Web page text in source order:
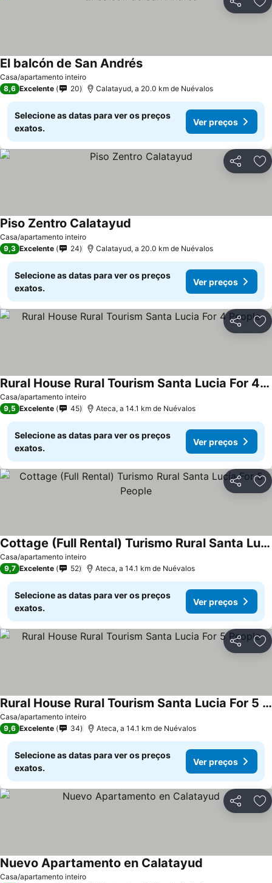
Partilhar
Casa/apartamento inteiro
El balcón de San AndrésVer preços
8,6 Excelente 20 Calatayud, a 20.0 km de Nuévalos
Selecione as datas para ver os preços
exatos.
Ver preços
Partilhar
Casa/apartamento inteiro
Piso Zentro Calatayud
9,3 Excelente 24 Calatayud, a 20.0 km de Nuévalos
Selecione as datas para ver os preços
exatos.
Ver preços
Partilhar
Casa/apartamento inteiro
Rural House Rural Tourism Santa Lucia For 4 People
Ver preços
9,5 Excelente 45 Ateca, a 14.1 km de Nuévalos
Selecione as datas para ver os preços
exatos.
Ver preços
Partilhar
Casa/apartamento inteiro
Cottage (Full Rental) Turismo Rural Santa Lucía For 5 People
Ver preços
9,7 Excelente 52 Ateca, a 14.1 km de Nuévalos
Selecione as datas para ver os preços
exatos.
Ver preços
Partilhar
Casa/apartamento inteiro
Rural House Rural Tourism Santa Lucia For 5 People
Ver preços
9,6 Excelente 34 Ateca, a 14.1 km de Nuévalos
Selecione as datas para ver os preços
exatos.
Ver preços
Partilhar
Casa/apartamento inteiro
Nuevo Apartamento en Calatayud